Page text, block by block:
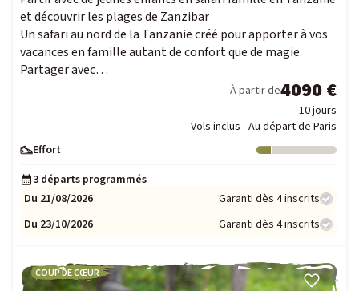
et découvrir les plages de Zanzibar
Un safari au nord de la Tanzanie créé pour apporter à vos
vacances en famille autant de confort que de magie.
Partager avec…
À partir de4090 €
10 jours
Vols inclus - Au départ de Paris
Effort
Niveau : 1
3 départs programmés
Du 21/08/2026
Garanti dès 4 inscrits
Du 23/10/2026
Garanti dès 4 inscrits
COUP DE CŒUR